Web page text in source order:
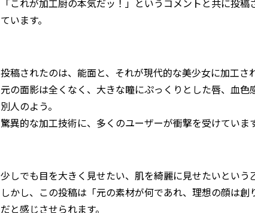
ています。
投稿されたのは、能面と、それが現代的な美少女に加工さ
元の面影は全くなく、大きな瞳にぷっくりとした唇、血
別人のよう。
驚異的な加工技術に、多くのユーザーが衝撃を受けています
少しでも目を大きく見せたい、肌を綺麗に見せたいという
しかし、この投稿は「元の素材が何であれ、理想の顔は
だと感じさせられます。